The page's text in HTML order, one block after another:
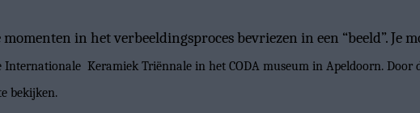
in het verbeeldingsproces bevriezen in een “beeld”.
Internationale Keramiek Triënnale in het CODA museum in Apeldoorn. Door
bekijken.